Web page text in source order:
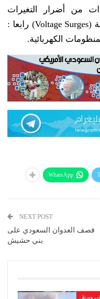
من أضرار التغيرات
المفاجئة والكبيرة في جهد التغذية (Voltage Surges) رابعا :
الكهربائية.
WhatsApp
NEXT POST
قصف العدوان السعودي على
بني حشيش